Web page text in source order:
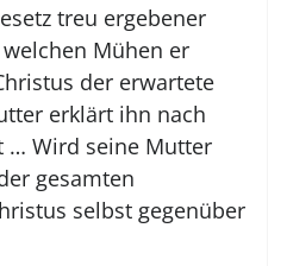
treu ergebener
Mühen er
der erwartete
erklärt ihn nach
… Wird seine Mutter
gesamten
selbst gegenüber